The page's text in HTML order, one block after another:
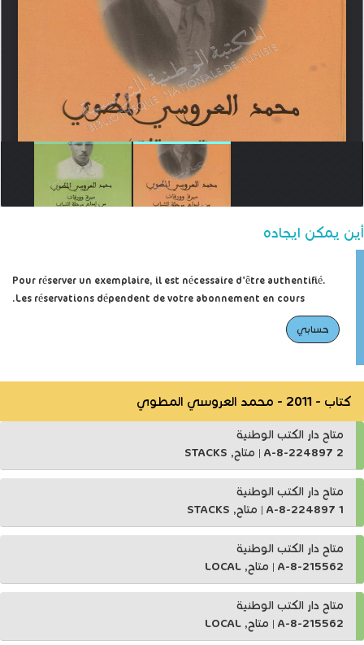
أين يمكن ايجاده
Pour réserver un exemplaire, il est nécessaire d'être authentifié.
Les réservations dépendent de votre abonnement en cours.
حسابي
كتاب - 2011 - محمد العروسي المطوي
متاح دار الكتب الوطنية
A-8-224897 2
| متاح, STACKS
متاح دار الكتب الوطنية
A-8-224897 1
| متاح, STACKS
متاح دار الكتب الوطنية
A-8-215562
| متاح, LOCAL
متاح دار الكتب الوطنية
A-8-215562
| متاح, LOCAL